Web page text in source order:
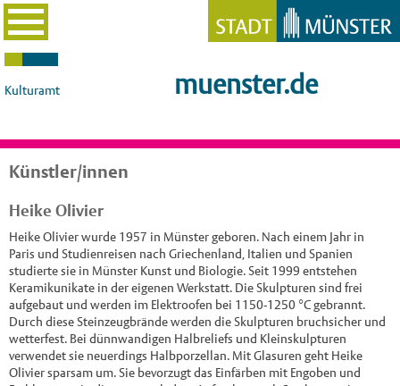
Kulturamt muenster.de
Künstler/innen
Heike Olivier
Heike Olivier wurde 1957 in Münster geboren. Nach einem Jahr in
Paris und Studienreisen nach Griechenland, Italien und Spanien
studierte sie in Münster Kunst und Biologie. Seit 1999 entstehen
Keramikunikate in der eigenen Werkstatt. Die Skulpturen sind frei
aufgebaut und werden im Elektroofen bei 1150-1250 °C gebrannt.
Durch diese Steinzeugbrände werden die Skulpturen bruchsicher und
wetterfest. Bei dünnwandigen Halbreliefs und Kleinskulpturen
verwendet sie neuerdings Halbporzellan. Mit Glasuren geht Heike
Olivier sparsam um. Sie bevorzugt das Einfärben mit Engoben und